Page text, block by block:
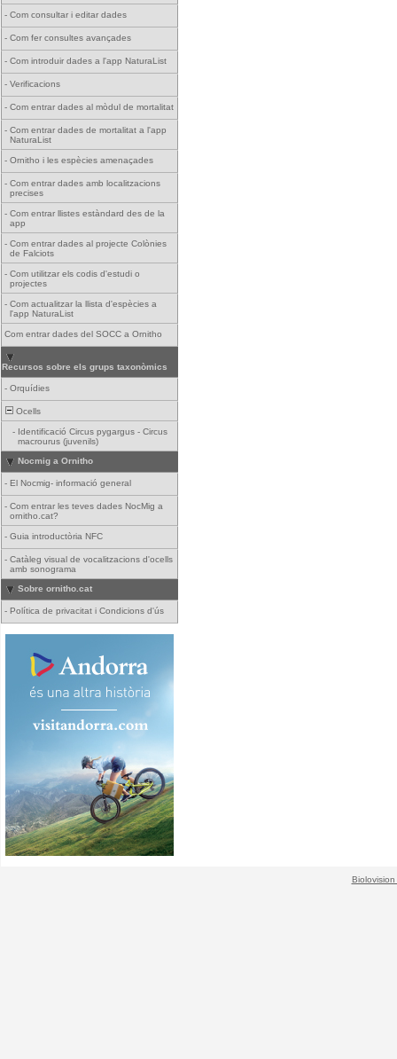
- Com consultar i editar dades
- Com fer consultes avançades
- Com introduir dades a l'app NaturaList
- Verificacions
- Com entrar dades al mòdul de mortalitat
- Com entrar dades de mortalitat a l'app
NaturaList
- Ornitho i les espècies amenaçades
- Com entrar dades amb localitzacions
precises
- Com entrar llistes estàndard des de la
app
- Com entrar dades al projecte Colònies
de Falciots
- Com utilitzar els codis d'estudi o
projectes
- Com actualitzar la llista d'espècies a
l'app NaturaList
Com entrar dades del SOCC a Ornitho
Recursos sobre els grups taxonòmics
- Orquídies
Ocells
- Identificació Circus pygargus - Circus
macrourus (juvenils)
Nocmig a Ornitho
- El Nocmig- informació general
- Com entrar les teves dades NocMig a
ornitho.cat?
- Guia introductòria NFC
- Catàleg visual de vocalitzacions d'ocells
amb sonograma
Sobre ornitho.cat
- Política de privacitat i Condicions d'ús
Biolovision